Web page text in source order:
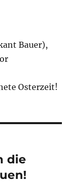
Bauer),
Osterzeit!
die